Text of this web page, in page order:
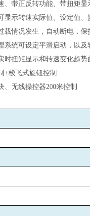
、带正反转功能、带扭矩显
显示转速实际值、设定值、
载情况发生，自动断电，保
系统可设定平滑启动，以及
时扭矩显示和转速变化趋势
+梭飞式旋钮控制
、无线操控器200米控制